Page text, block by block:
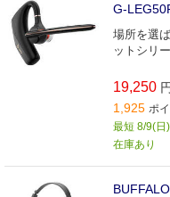
G-
場所を選
ットシリ
19,250
1,925 ポ
最短 8/9(日
在庫あり